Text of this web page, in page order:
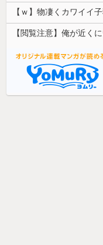
【ｗ】物凄くカワイイ
【閲覧注意】俺が近く